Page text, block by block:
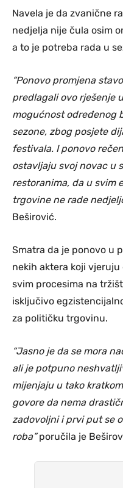
Navela je da zvanične
nedjelja nije čula osim
a to je potreba rada u
“Ponovo promjena
predlagali ovo rješenje
mogućnost određenog
sezone, zbog posjete
festivala. I ponovo
ostavljaju svoj novac u
restoranima, da u svim
trgovine ne rade
Beširović.
Smatra da je ponovo u
nekih aktera koji
svim procesima na
isključivo
za političku trgovinu.
“Jasno je da se mora
ali je potpuno
mijenjaju u tako
govore da nema
zadovoljni i prvi put se
roba”poručila je